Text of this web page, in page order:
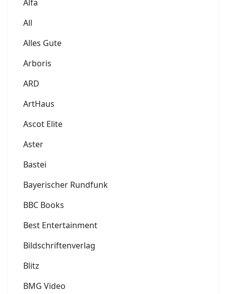
Alfa
All
Alles Gute
Arboris
ARD
ArtHaus
Ascot Elite
Aster
Bastei
Bayerischer Rundfunk
BBC Books
Best Entertainment
Bildschriftenverlag
Blitz
BMG Video